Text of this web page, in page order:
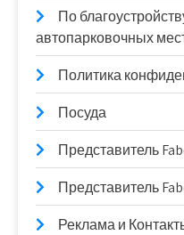
По
автопарковочных
Политика
Посуда
Представитель
Представитель
Реклама и